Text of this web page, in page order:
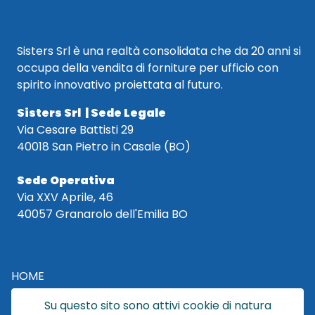
Sisters Srl è una realtà consolidata che da 20 anni si
occupa della vendita di forniture per ufficio con
spirito innovativo proiettata al futuro.
Sisters Srl | Sede Legale
Via Cesare Battisti 29
40018 San Pietro in Casale (BO)
Sede Operativa
Via XXV Aprile, 46
40057 Granarolo dell'Emilia BO
HOME
CATALOGO
CHI SIAMOSu questo sito sono attivi cookie di natura